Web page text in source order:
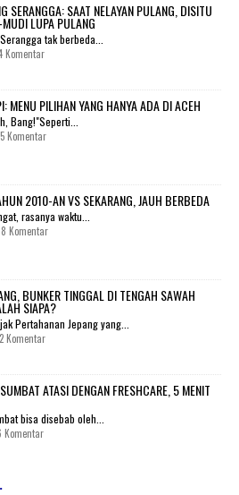
SERANGGA: SAAT NELAYAN PULANG, DISITU
LUPA PULANG
tak berbeda...
Komentar
MENU PILIHAN YANG HANYA ADA DI ACEH
Bang!"Seperti...
5 Komentar
2010-AN VS SEKARANG, JAUH BERBEDA
rasanya waktu...
8 Komentar
BUNKER TINGGAL DI TENGAH SAWAH
SIAPA?
Pertahanan Jepang yang...
2 Komentar
ATASI DENGAN FRESHCARE, 5 MENIT
bisa disebab oleh...
Komentar